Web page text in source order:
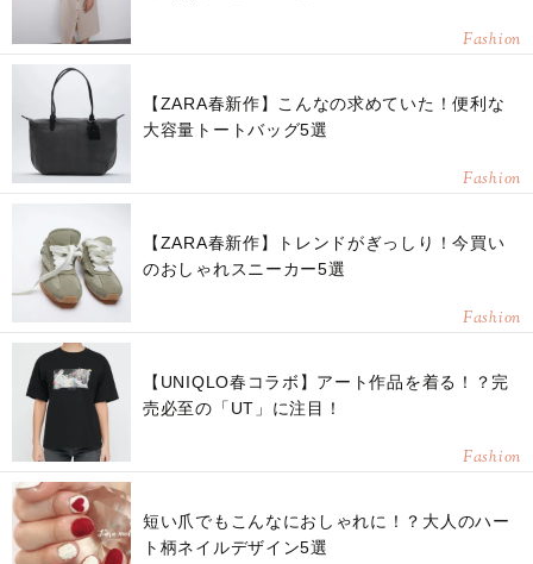
Fashion
【ZARA春新作】こんなの求めていた！便利な
大容量トートバッグ5選
Fashion
【ZARA春新作】トレンドがぎっしり！今買い
のおしゃれスニーカー5選
Fashion
【UNIQLO春コラボ】アート作品を着る！？完
売必至の「UT」に注目！
Fashion
短い爪でもこんなにおしゃれに！？大人のハー
ト柄ネイルデザイン5選